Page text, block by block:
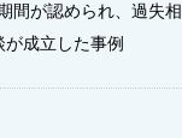
間が認められ、過失
成立した事例